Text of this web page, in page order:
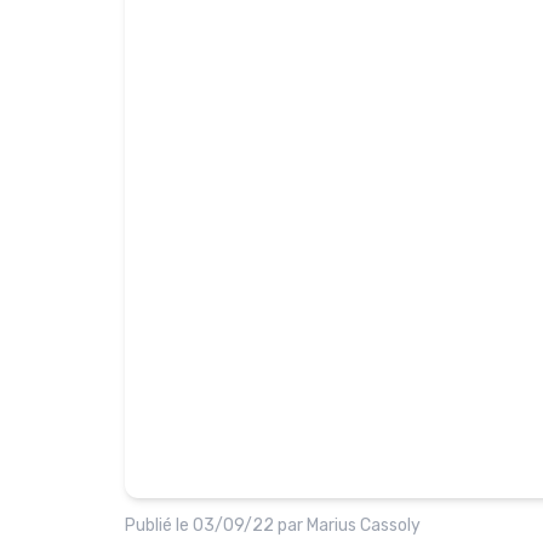
Publié le 03/09/22 par Marius Cassoly